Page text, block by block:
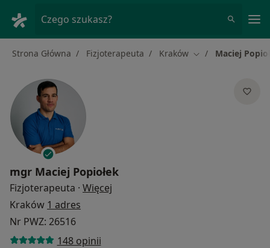
Czego szukasz?
Strona Główna Fizjoterapeuta Kraków Zmień miasto
Maciej
mgr Maciej Popiołek
Fizjoterapeuta · Więcej
Kraków 1 adres
Nr PWZ: 26516
148 opinii